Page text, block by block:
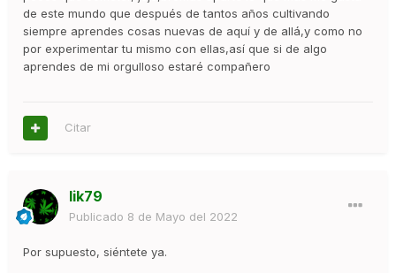
de este mundo que después de tantos años cultivando
siempre aprendes cosas nuevas de aquí y de allá,y como no
por experimentar tu mismo con ellas,así que si de algo
aprendes de mi orgulloso estaré compañero
Citar
lik79
Publicado 8 de Mayo del 2022
Por supuesto, siéntete ya.